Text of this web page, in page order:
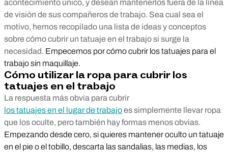
acontecimiento único, y desean mantenerlos fuera de la línea
de visión de sus compañeros de trabajo. Sea cual sea el
motivo, hemos recopilado una lista de ideas y conceptos
sobre cómo cubrir un tatuaje en el trabajo si surge la
necesidad. Empecemos por cómo cubrir los tatuajes para el
trabajo sin maquillaje.
Cómo utilizar la ropa para cubrir los
tatuajes en el trabajo
La respuesta más obvia para cubrir
los tatuajes en el lugar de trabajoes simplemente llevar ropa
que los oculte, pero también hay formas menos obvias.
Empezando desde cero, si quieres mantener oculto un tatuaje
en el pie o el tobillo, descarta las sandalias, las medias, los